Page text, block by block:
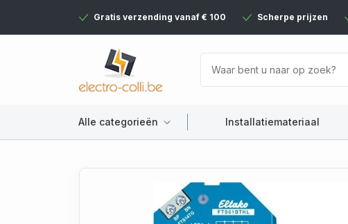
Gratis verzending vanaf € 100 Scherpe prijzen
Alle categorieën Installatiemateriaal